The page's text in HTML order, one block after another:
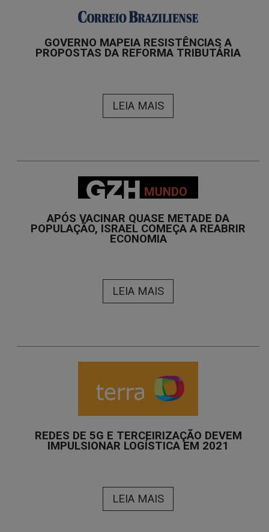
GOVERNO MAPEIA RESISTÊNCIAS A
PROPOSTAS DA REFORMA TRIBUTÁRIA
LEIA MAIS
APÓS VACINAR QUASE METADE DA
POPULAÇÃO, ISRAEL COMEÇA A REABRIR
ECONOMIA
LEIA MAIS
REDES DE 5G E TERCEIRIZAÇÃO DEVEM
IMPULSIONAR LOGÍSTICA EM 2021
LEIA MAIS